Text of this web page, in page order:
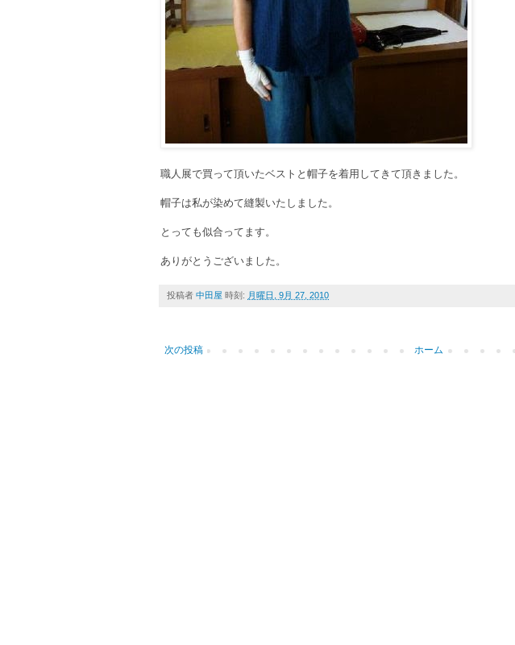
職人展で買って頂いたベストと帽子を着用してきて頂きました。
帽子は私が染めて縫製いたしました。
とっても似合ってます。
ありがとうございました。
投稿者 中田屋 時刻: 月曜日, 9月 27, 2010
次の投稿 ホーム